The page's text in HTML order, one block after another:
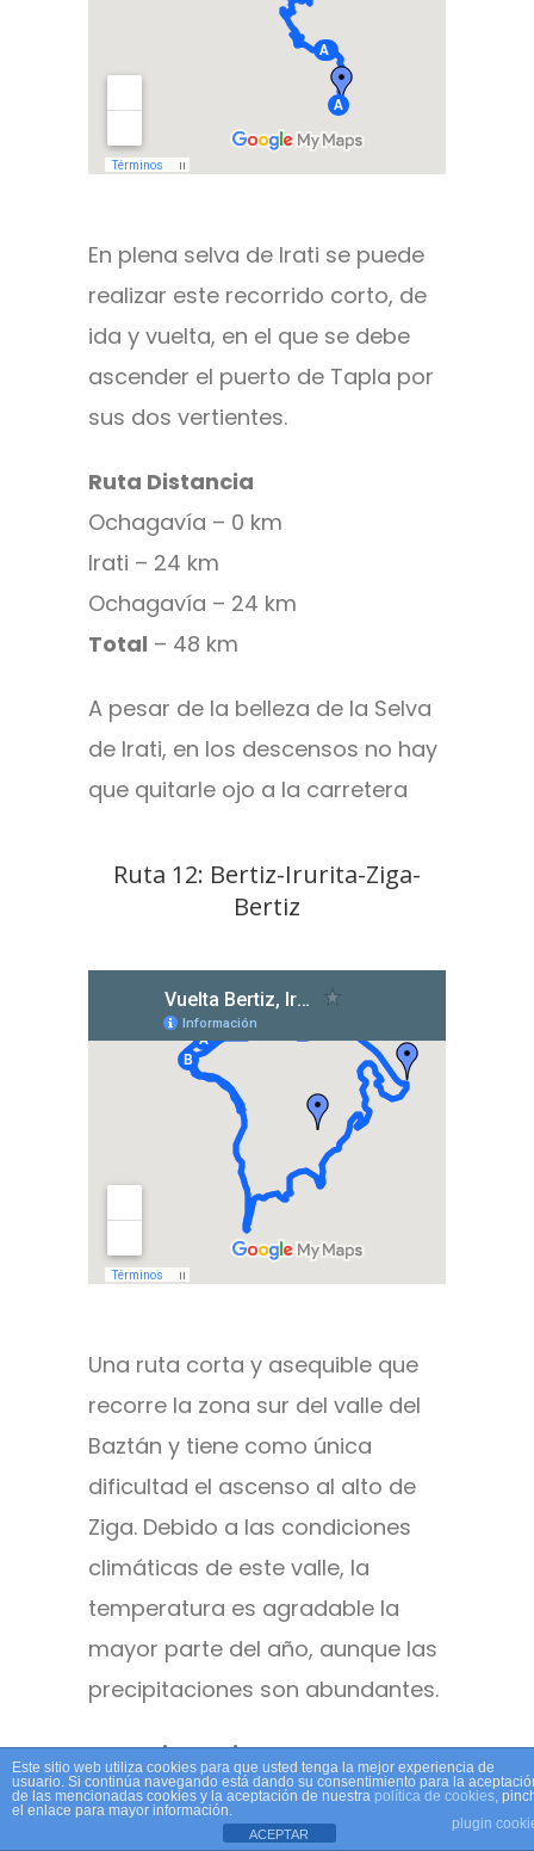
En plena selva de Irati se puede
realizar este recorrido corto, de
ida y vuelta, en el que se debe
ascender el puerto de Tapla por
sus dos vertientes.
Ruta Distancia
Ochagavía – 0 km
Irati – 24 km
Ochagavía – 24 km
Total – 48 km
A pesar de la belleza de la Selva
de Irati, en los descensos no hay
que quitarle ojo a la carretera
Ruta 12: Bertiz-Irurita-Ziga-
Bertiz
Una ruta corta y asequible que
recorre la zona sur del valle del
Baztán y tiene como única
dificultad el ascenso al alto de
Ziga. Debido a las condiciones
climáticas de este valle, la
temperatura es agradable la
mayor parte del año, aunque las
precipitaciones son abundantes.
Ruta Distancia
Oronoz – 0 km
Irurita – 6,4 km
Este sitio web utiliza cookies para que usted tenga la mejor experiencia de
usuario. Si continúa navegando está dando su consentimiento para la
de las mencionadas cookies y la aceptación de nuestra política de cookies,
el enlace para mayor información.
plugin
ACEPTAR